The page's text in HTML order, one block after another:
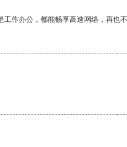
作办公，都能畅享高速网络，再